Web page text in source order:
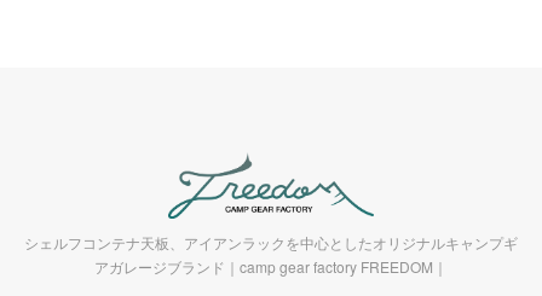
シェルフコンテナ天板、アイアンラックを中心としたオリジナルキャンプギ
アガレージブランド｜camp gear factory FREEDOM｜